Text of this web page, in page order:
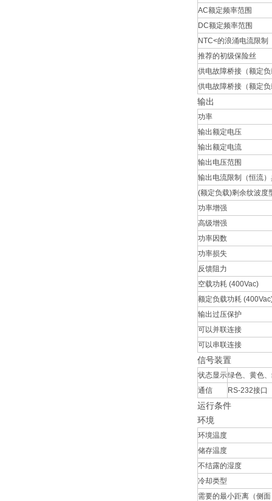
AC额定频率范围
DC额定频率范围
NTC<的浪涌电流限制
推荐的初级保险丝
供电故障桥接（额定
供电故障桥接（额定
输出
功率
输出额定电压
输出额定电流
输出电压范围
输出电流限制（恒流
(额定负载)剩余纹波度
功率增强
高级增强
功率因数
功率损失
反馈阻力
空载功耗 (400Vac)
额定负载功耗
输出过压保护
可以并联连接
可以串联连接
信号装置
状态显示绿色、黄色
通信
RS-232接口
运行条件
环境
环境温度
储存温度
不结露的湿度
冷却类型
需要的最小距离（侧